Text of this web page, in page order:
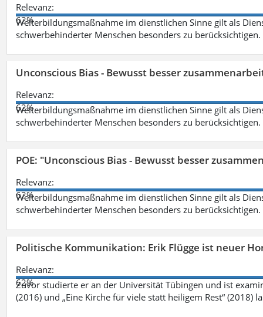
Relevanz:
62%
Weiterbildungsmaßnahme im dienstlichen Sinne gilt als
schwerbehinderter Menschen besonders zu berücksichtigen.
Unconscious Bias - Bewusst besser
Relevanz:
62%
Weiterbildungsmaßnahme im dienstlichen Sinne gilt als
schwerbehinderter Menschen besonders zu berücksichtigen.
POE: "Unconscious Bias - Bewusst besser
Relevanz:
62%
Weiterbildungsmaßnahme im dienstlichen Sinne gilt als
schwerbehinderter Menschen besonders zu berücksichtigen.
Politische Kommunikation: Erik Flügge ist neuer
Relevanz:
62%
Zuvor studierte er an der Universität Tübingen und ist
(2016) und „Eine Kirche für viele statt heiligem Rest“ (2018)